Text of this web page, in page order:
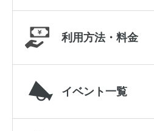
利用方法・料金
イベント一覧